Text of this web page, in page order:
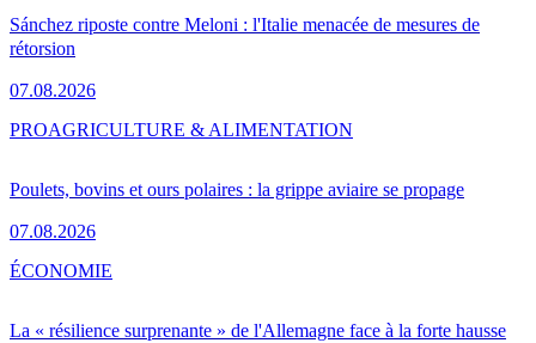
Sánchez riposte contre Meloni : l'Italie menacée de mesures de
rétorsion
07.08.2026
Poulets, bovins et ours polaires : la grippe aviaire se propage
07.08.2026
PROAGRICULTURE & ALIMENTATION
La « résilience surprenante » de l'Allemagne face à la forte hausse
ÉCONOMIE